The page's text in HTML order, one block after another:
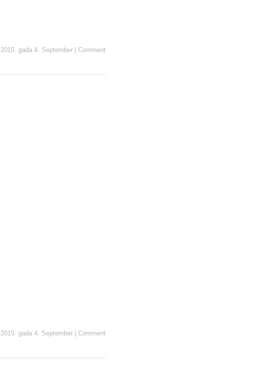
2015. gada 4. September Comment
2015. gada 4. September Comment